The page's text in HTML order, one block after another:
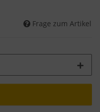
Frage zum Artikel